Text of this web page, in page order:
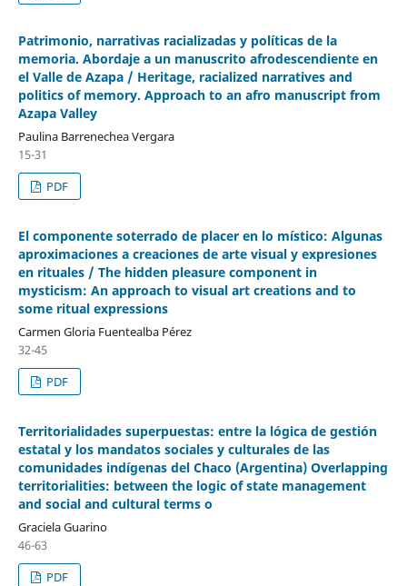
Patrimonio, narrativas racializadas y políticas de la
memoria. Abordaje a un manuscrito afrodescendiente en
el Valle de Azapa / Heritage, racialized narratives and
politics of memory. Approach to an afro manuscript from
Azapa Valley
Paulina Barrenechea Vergara
15-31
PDF
El componente soterrado de placer en lo místico: Algunas
aproximaciones a creaciones de arte visual y expresiones
en rituales / The hidden pleasure component in
mysticism: An approach to visual art creations and to
some ritual expressions
Carmen Gloria Fuentealba Pérez
32-45
PDF
Territorialidades superpuestas: entre la lógica de gestión
estatal y los mandatos sociales y culturales de las
comunidades indígenas del Chaco (Argentina) Overlapping
territorialities: between the logic of state management
and social and cultural terms o
Graciela Guarino
46-63
PDF